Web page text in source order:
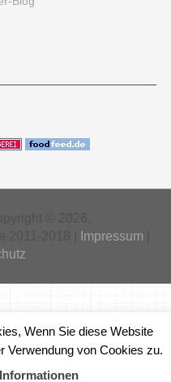
© 2026.
Impressum
Wenn Sie diese Website
Verwendung von Cookies zu.